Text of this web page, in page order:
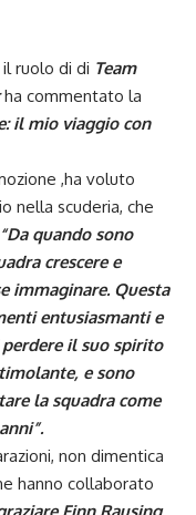
ruolo di di Team
ha commentato la
il mio viaggio con
,ha voluto
nella scuderia, che
“Da quando sono
crescere e
immaginare. Questa
entusiasmanti e
il suo spirito
e sono
la squadra come
non dimentica
hanno collaborato